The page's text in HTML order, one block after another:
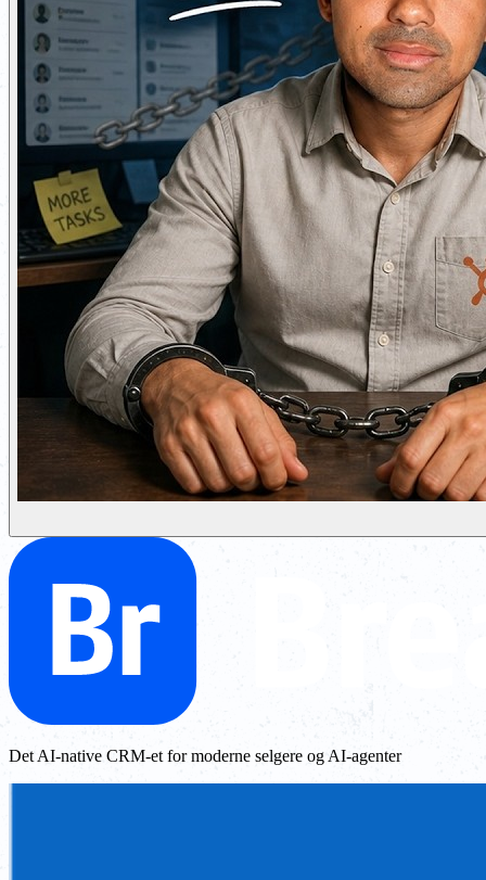
Det AI-native CRM-et for moderne selgere og AI-agenter